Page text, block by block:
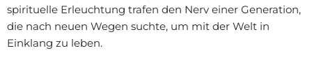
spirituelle Erleuchtung trafen den Nerv einer Generation,
die nach neuen Wegen suchte, um mit der Welt in
Einklang zu leben.